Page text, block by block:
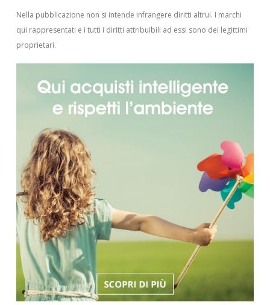
Nella pubblicazione non si intende infrangere diritti altrui. I marchi
qui rappresentati e i tutti i diritti attribuibili ad essi sono dei legittimi
proprietari.